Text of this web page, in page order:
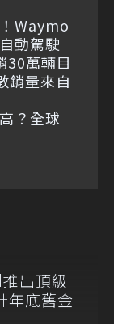
Waymo
動駕駛
萬輛目
銷量來自
？全球
出頂級
年底舊金